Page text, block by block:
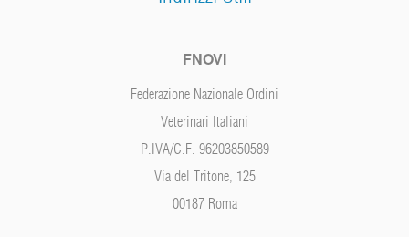
FNOVI
Federazione Nazionale Ordini
Veterinari Italiani
P.IVA/C.F. 96203850589
Via del Tritone, 125
00187 Roma